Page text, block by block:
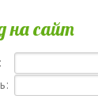
на сайт